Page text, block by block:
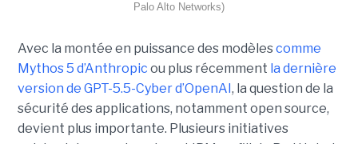
Palo Alto Networks)
Avec la montée en puissance des modèlescomme
Mythos 5 d’Anthropic ou plus récemment la dernière
version de GPT-5.5-Cyber d’OpenAI , la question de la
sécurité des applications, notamment open source,
devient plus importante. Plusieurs initiatives